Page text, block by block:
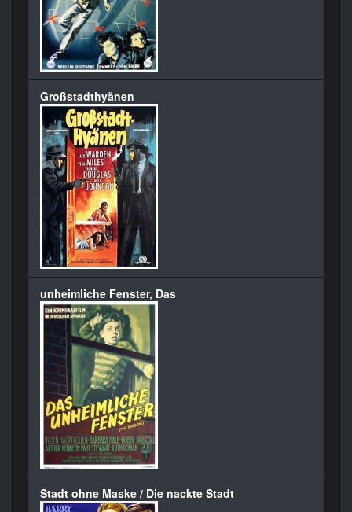
Großstadthyänen
unheimliche Fenster, Das
Stadt ohne Maske / Die nackte Stadt